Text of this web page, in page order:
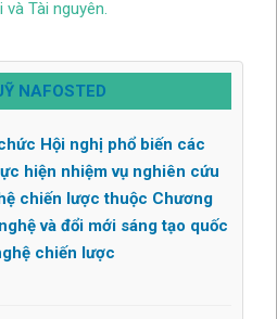
và Tài nguyên.
NAFOSTED
Hội nghị phổ biến các
hiện nhiệm vụ nghiên cứu
chiến lược thuộc Chương
và đổi mới sáng tạo quốc
chiến lược